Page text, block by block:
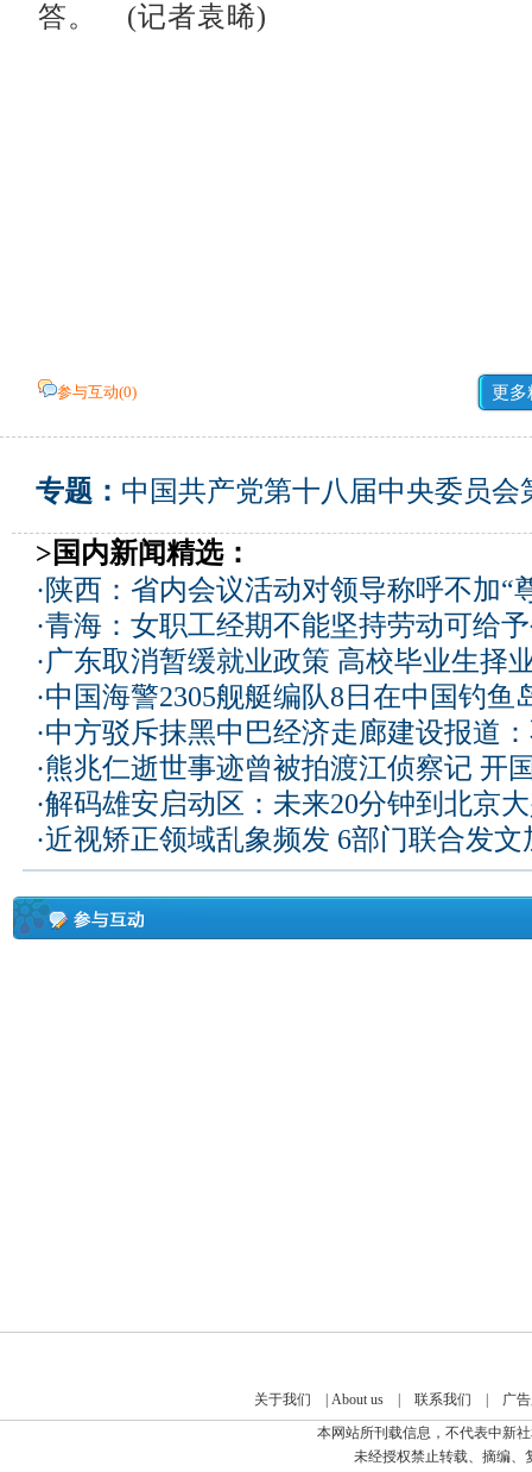
答。 (记者袁晞)
参与互动(0) 更多
专题： 中国共产党第十八届中央委员会
>国内新闻精选：
· 陕西：省内会议活动对领导称呼不加“
·青海：女职工经期不能坚持劳动可给
·广东取消暂缓就业政策 高校毕业生择
·中国海警2305舰艇编队8日在中国钓鱼
·中方驳斥抹黑中巴经济走廊建设报道
·熊兆仁逝世事迹曾被拍渡江侦察记 开
·解码雄安启动区：未来20分钟到北京
·近视矫正领域乱象频发 6部门联合发文
关于我们 About us| 联系我们
广
本网站所刊载信息，不代表中新
未经授权禁止转载、摘编、